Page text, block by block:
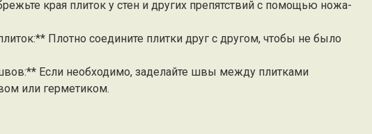
края плиток у стен и других препятствий с помощью ножа-
Плотно соедините плитки друг с другом, чтобы не было
Если необходимо, заделайте швы между плитками
или герметиком.